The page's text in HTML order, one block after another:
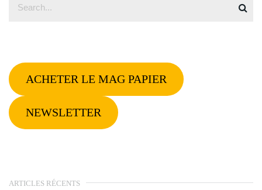
ACHETER LE MAG PAPIER
NEWSLETTER
ARTICLES RÉCENTS